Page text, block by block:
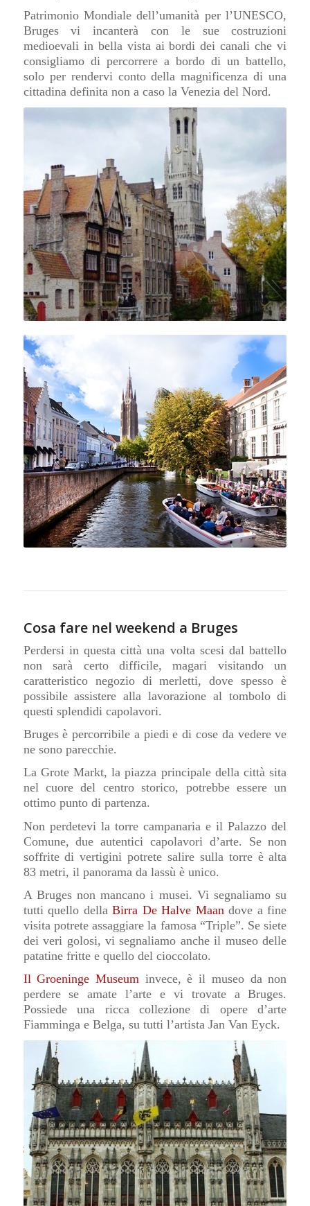
Patrimonio Mondiale dell’umanità per l’UNESCO,
Bruges vi incanterà con le sue costruzioni
medioevali in bella vista ai bordi dei canali che vi
consigliamo di percorrere a bordo di un battello,
solo per rendervi conto della magnificenza di una
cittadina definita non a caso la Venezia del Nord.
Cosa fare nel weekend a Bruges
Perdersi in questa città una volta scesi dal battello
non sarà certo difficile, magari visitando un
caratteristico negozio di merletti, dove spesso è
possibile assistere alla lavorazione al tombolo di
questi splendidi capolavori.
Bruges è percorribile a piedi e di cose da vedere ve
ne sono parecchie.
La Grote Markt, la piazza principale della città sita
nel cuore del centro storico, potrebbe essere un
ottimo punto di partenza.
Non perdetevi la torre campanaria e il Palazzo del
Comune, due autentici capolavori d’arte. Se non
soffrite di vertigini potrete salire sulla torre è alta
83 metri, il panorama da lassù è unico.
A Bruges non mancano i musei. Vi segnaliamo su
tutti quello della Birra De Halve Maan dove a fine
visita potrete assaggiare la famosa “Triple”. Se siete
dei veri golosi, vi segnaliamo anche il museo delle
patatine fritte e quello del cioccolato.
Il Groeninge Museum invece, è il museo da non
perdere se amate l’arte e vi trovate a Bruges.
Possiede una ricca collezione di opere d’arte
Fiamminga e Belga, su tutti l’artista Jan Van Eyck.